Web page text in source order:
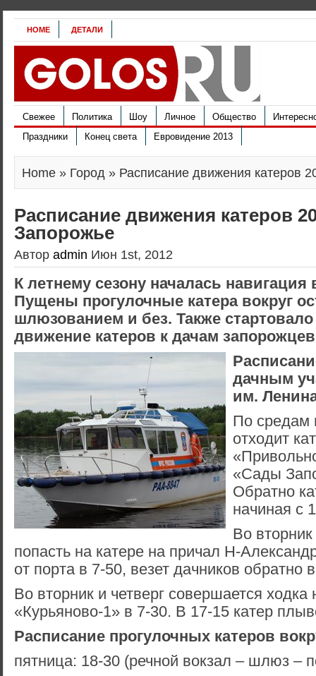
HOME ДЕТАЛИ
Свежее Политика Шоу Личное Общество
Праздники
Конец света Евровидение 2013
Home » Город » Расписание движения катеров
Расписание движения катеров
Запорожье
Автор admin Июн 1st, 2012
К летнему сезону началась
Пущены прогулочные катера вокруг
шлюзованием и без. Также стартовало
движение катеров к дачам
дачным
им.
По средам
отходит
«Сады
Обратно
начиная с
Во
попасть на катере на причал Н-
от порта в 7-50, везет дачников обратно
Во вторник и четверг совершается ходка
«Курьяново-1» в 7-30. В 17-15 катер
Расписание прогулочных катеров
пятница: 18-30 (речной вокзал – шлюз –